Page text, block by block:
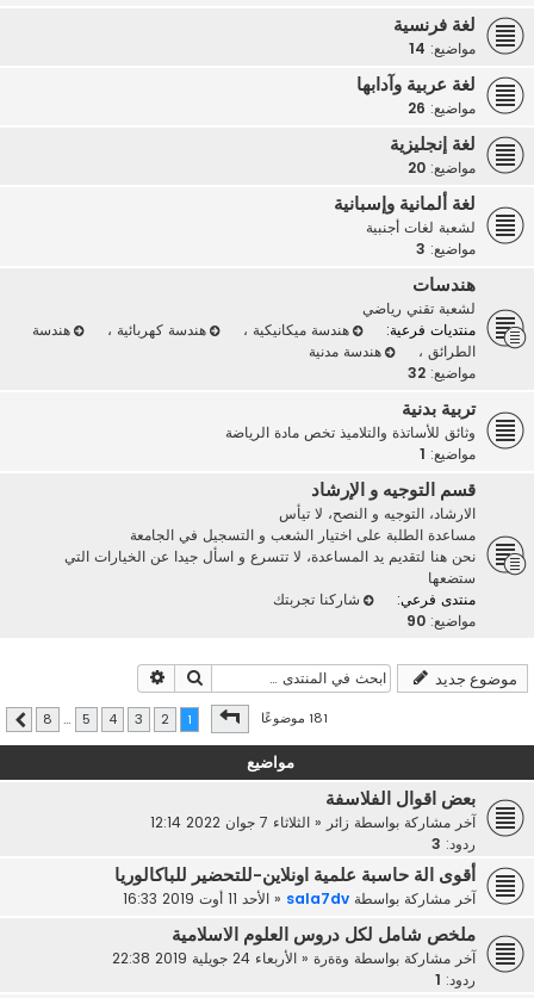
لغة فرنسية
مواضيع: 14
لغة عربية وآدابها
مواضيع: 26
لغة إنجليزية
مواضيع: 20
لغة ألمانية وإسبانية
لشعبة لغات أجنبية
مواضيع: 3
هندسات
لشعبة تقني رياضي
منتديات فرعية:
هندسة ميكانيكية ، هندسة كهربائية ،
هندسة
الطرائق ،
هندسة مدنية
مواضيع: 32
تربية بدنية
وثائق للأساتذة والتلاميذ تخص مادة الرياضة
مواضيع:
قسم التوجيه و الإرشاد
الارشاد، التوجيه و النصح، لا تيأس
مساعدة الطلبة على اختيار الشعب و التسجيل في الجامعة
نحن هنا لتقديم يد المساعدة، لا تتسرع و اسأل جيدا عن الخيارات التي
ستضعها
منتدى فرعي:
شاركنا تجربتك
مواضيع: 90
موضوع جديد بحث
181 موضوعًا صفحة من8
2
3
4
5
…
8 التالي
مواضيع
بعض اقوال الفلاسفة
آخر مشاركة بواسطة زائر« الثلاثاء 7 جوان 2022 12:14
ردود: 3
أقوى الة حاسبة علمية اونلاين-للتحضير للباكالوريا
آخر مشاركة بواسطة sala7dv
« الأحد 11 أوت 2019 16:33
ملخص شامل لكل دروس العلوم الاسلامية
آخر مشاركة بواسطة وةةرة« الأربعاء 24 جويلية 2019 22:38
ردود: